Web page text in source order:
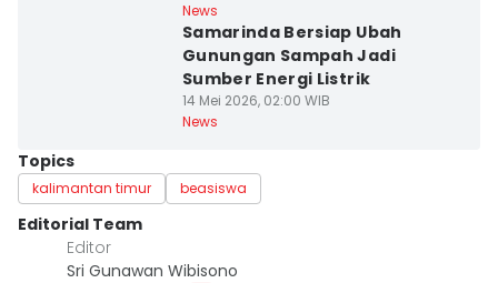
News
Samarinda Bersiap Ubah
Gunungan Sampah Jadi
Sumber Energi Listrik
14 Mei 2026, 02:00 WIB
News
Topics
kalimantan timur beasiswa
Editorial Team
Editor
Sri Gunawan Wibisono